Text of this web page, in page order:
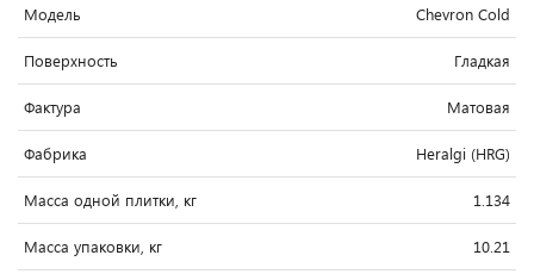
Модель Chevron Cold
Поверхность Гладкая
Фактура Матовая
Фабрика Heralgi (HRG)
Масса одной плитки, кг 1.134
Масса упаковки, кг 10.21